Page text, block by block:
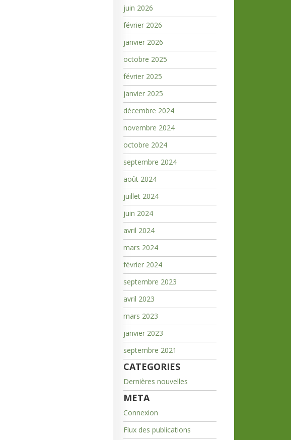
juin 2026
février 2026
janvier 2026
octobre 2025
février 2025
janvier 2025
décembre 2024
novembre 2024
octobre 2024
septembre 2024
août 2024
juillet 2024
juin 2024
avril 2024
mars 2024
février 2024
septembre 2023
avril 2023
mars 2023
janvier 2023
septembre 2021
CATEGORIES
Dernières nouvelles
META
Connexion
Flux des publications